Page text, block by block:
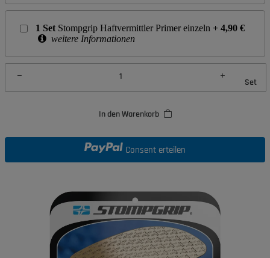
1 Set Stompgrip Haftvermittler Primer einzeln + 4,90 €
weitere Informationen
Set
In den Warenkorb
Consent erteilen